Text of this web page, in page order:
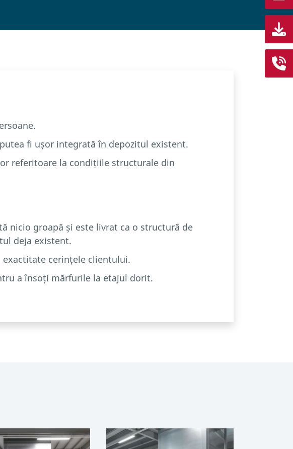
fi ușor integrată în depozitul existent.
referitoare la condițiile structurale din
nicio groapă și este livrat ca o structură de
deja existent.
cerințele clientului.
a însoți mărfurile la etajul dorit.